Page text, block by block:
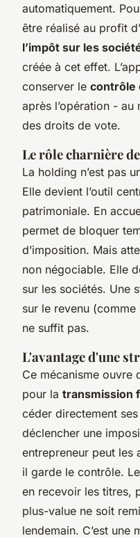
automatiquement.
être réalisé au profit
l’impôt sur les
créée à cet effet.
conserver le contrôle
après l’opération -
des droits de vote.
Le rôle charnière
La holding n’est pas
Elle devient l’outil
patrimoniale. En
permet de bloquer
d’imposition. Mais
non négociable. Elle
sur les sociétés. Une
sur le revenu
ne suffit pas.
L'avantage d'une
Ce mécanisme ouvre
pour la transmission
céder directement
déclencher une
entrepreneur peut les
il garde le contrôle.
en recevoir les titres,
plus-value ne soit
lendemain. C’est une